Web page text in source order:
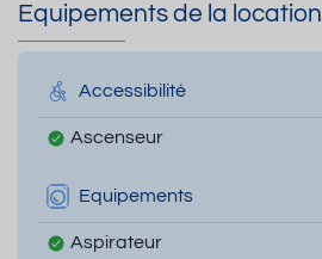
Equipements de la location
Accessibilité
Ascenseur
Equipements
Aspirateur